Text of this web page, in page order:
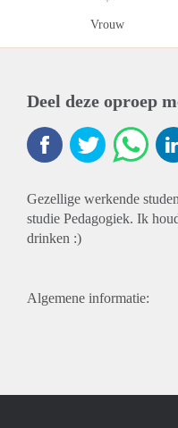
Vrouw
Deel deze oproep
Gezellige werkende
studie Pedagogiek. Ik
drinken :)
Algemene informatie: